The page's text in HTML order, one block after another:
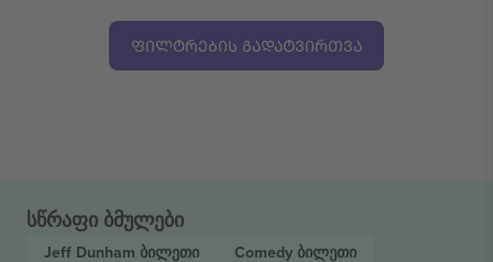
ᲤᲘᲚᲢᲠᲔᲑᲘᲡ ᲒᲐᲓᲐᲢᲕᲘᲠᲗᲕᲐ
სწრაფი ბმულები
Jeff Dunham ბილეთი Comedy ბილეთი